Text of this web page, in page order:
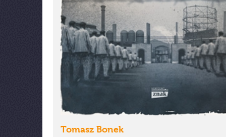
Tomasz Bonek